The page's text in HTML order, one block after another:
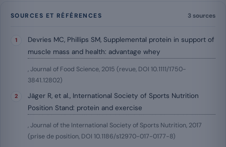
SOURCES ET RÉFÉRENCES 3 sources
Devries MC, Phillips SM, Supplemental protein in support of
muscle mass and health: advantage whey
, Journal of Food Science, 2015 (revue, DOI 10.1111/1750-
3841.12802)
Jäger R, et al., International Society of Sports Nutrition
Position Stand: protein and exercise
, Journal of the International Society of Sports Nutrition, 2017
(prise de position, DOI 10.1186/s12970-017-0177-8)